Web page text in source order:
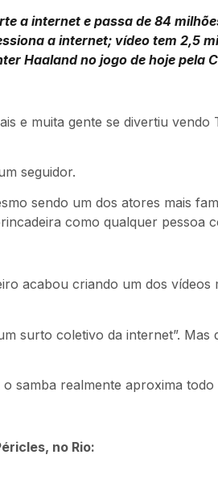
a internet e passa de 84
a internet; vídeo tem 2,5
Haaland no jogo de hoje pela
e muita gente se divertiu vendo
seguidor.
sendo um dos atores mais
como qualquer pessoa
acabou criando um dos vídeos
surto coletivo da internet”. Mas
samba realmente aproxima todo
no Rio: